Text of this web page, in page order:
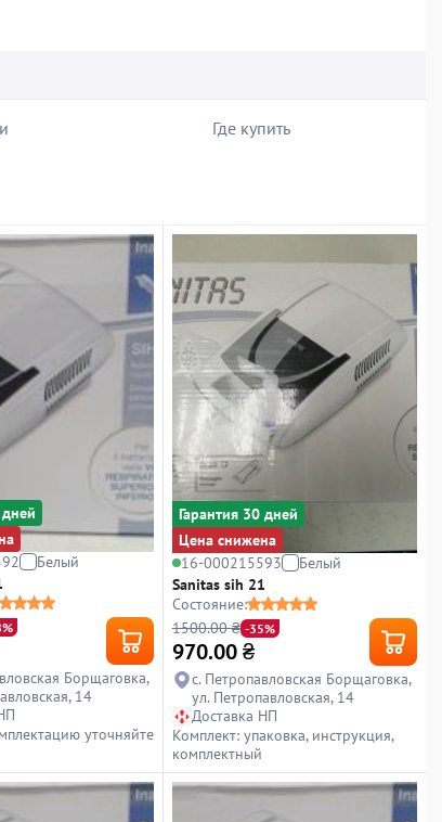
Где купить
Белый
Борщаговка,
14
уточняйте
Гарантия 30 дней
Цена снижена
16-000215593
Белый
Sanitas sih 21
Состояние:
1500.00 ₴ -35%
970.00 ₴
с. Петропавловская Борщаговка,
ул. Петропавловская, 14
Доставка НП
Комплект: упаковка, инструкция,
комплектный